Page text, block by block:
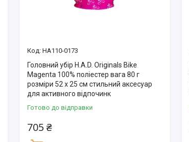
HA110-0173
Головний убір H.A.D. Originals Bike
Magenta 100% поліестер вага 80 г
розміри 52 х 25 см стильний аксесуар
для активного відпочинк
Готово до відправки
705 ₴